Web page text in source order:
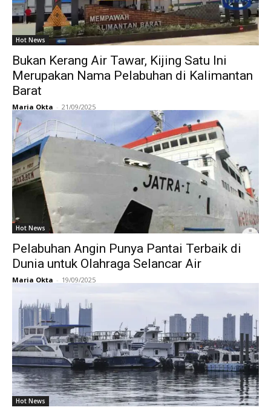
Hot News
Bukan Kerang Air Tawar, Kijing Satu Ini
Merupakan Nama Pelabuhan di Kalimantan
Barat
Maria Okta - 21/09/2025
Hot News
Pelabuhan Angin Punya Pantai Terbaik di
Dunia untuk Olahraga Selancar Air
Maria Okta - 19/09/2025
Hot News